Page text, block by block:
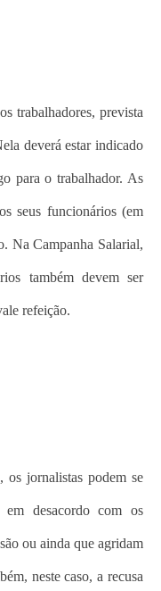
trabalhadores, prevista
deverá estar indicado
para o trabalhador. As
seus funcionários (em
Na Campanha Salarial,
também devem ser
refeição.
os jornalistas podem se
em desacordo com os
ou ainda que agridam
neste caso, a recusa